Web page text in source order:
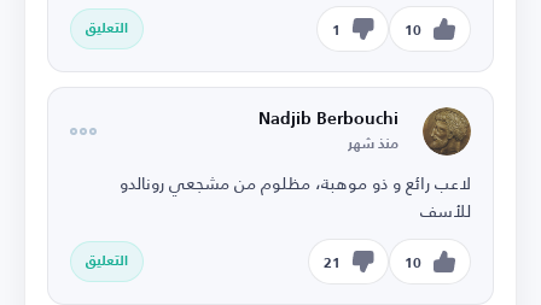
10
1 التعليق
Nadjib Berbouchi
منذ شهر
لاعب رائع و ذو موهبة، مظلوم من مشجعي رونالدو
للأسف
10
21 التعليق